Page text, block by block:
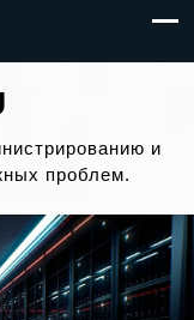
и
проблем.